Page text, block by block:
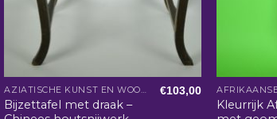
AZIATISCHE KUNST EN WOONACCESSOIRES
Bijzettafel met draak –
€103,00
Kleurrijk